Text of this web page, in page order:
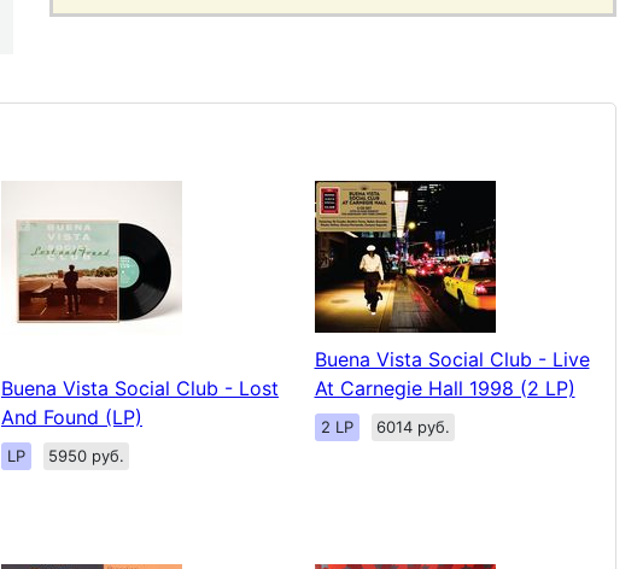
Buena Vista Social Club - Lost
And Found (LP)
LP 5950 руб.
Buena Vista Social Club - Live
At Carnegie Hall 1998 (2 LP)
2 LP 6014 руб.